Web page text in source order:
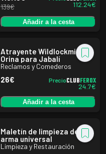
139€ 112.24€
Añadir a la cesta
Atrayente Wildlockmittel
Orina para Jabalí
Reclamos y Comederos
26€ PrecioCLUBFEROX
24.7€
Añadir a la cesta
Maletín de limpieza de
arma universal
Limpieza y Restauración